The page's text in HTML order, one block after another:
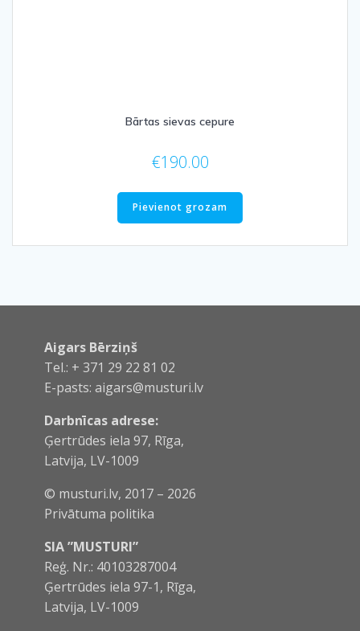
Bārtas sievas cepure
€190.00
Pievienot grozam
SIA ”MUSTURI”
Reģ. Nr.: 40103287004
Ģertrūdes iela 97-1, Rīga,
Latvija, LV-1009
© musturi.lv, 2017 – 2026
Privātuma politika
Darbnīcas adrese:
Ģertrūdes iela 97, Rīga,
Latvija, LV-1009
Aigars Bērziņš
Tel.: + 371 29 22 81 02
E-pasts: aigars@musturi.lv